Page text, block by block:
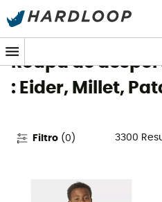
Promoções de verão 🔥 -5%
Roupa de
: Eider, Millet,
Filtro (0 ) 3300